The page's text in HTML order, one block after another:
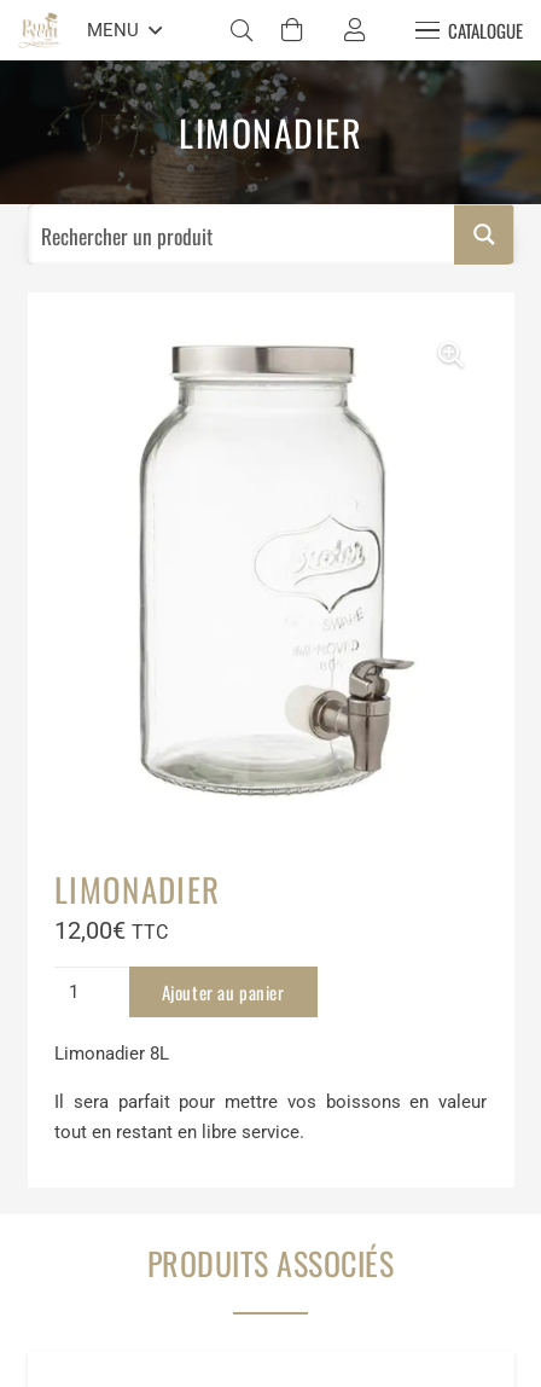
MENU CATALOGUE
LIMONADIER
LIMONADIER
12,00€ TTC
quantité
Limonadier
Ajouter au panier
Limonadier 8L
Il sera parfait pour mettre vos boissons en valeur
tout en restant en libre service.
PRODUITS ASSOCIÉS